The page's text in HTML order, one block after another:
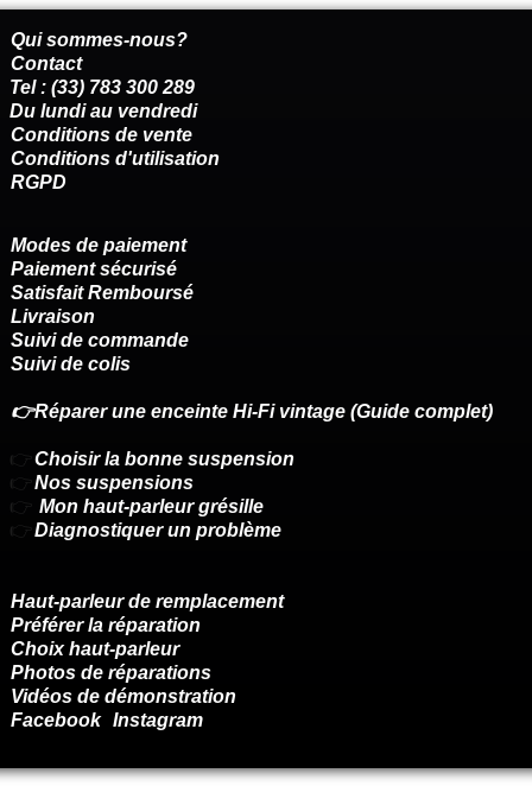
Qui sommes-nous?
Contact
Tel : (33) 783 300 289
Du lundi au vendredi
Conditions de vente
Conditions d'utilisation
RGPD
Modes de paiement
Paiement sécurisé
Satisfait Remboursé
Livraison
Suivi de commande
Suivi de colis
👉Réparer une enceinte Hi-Fi vintage (Guide complet)
👉 Choisir la bonne suspension
👉 Nos suspensions
👉 Mon haut-parleur grésille
👉 Diagnostiquer un problème
Haut-parleur de remplacement
Préférer la réparation
Choix haut-parleur
Photos de réparations
Vidéos de démonstration
Facebook Instagram